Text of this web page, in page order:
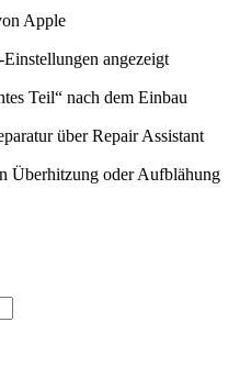
Apple
angezeigt
Teil“ nach dem Einbau
über Repair Assistant
Überhitzung oder Aufblähung